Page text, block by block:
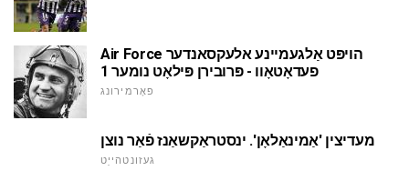
Air Force הויפּט אַלגעמיינע אלעקסאנדער
פעדאָטאָוו - פּרובירן פּילאָט נומער 1
פאָרמירונג
מעדיצין 'אַמינאַלאָן'. ינסטראַקשאַנז פֿאַר נוצן
געזונטהייַט